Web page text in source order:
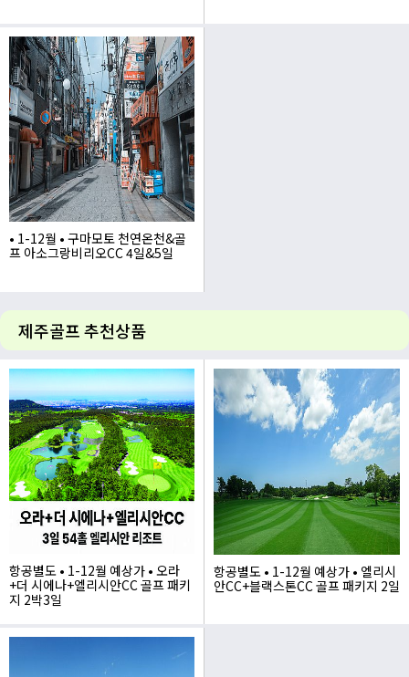
1,730,000
• 1-12월 • 구마모토 천연온천&골
프 아소그랑비리오CC 4일&5일
제주골프 추천상품
항공별도 • 1-12월 예상가 • 오라
+더 시에나+엘리시안CC 골프 패키
지 2박3일
635,000~
항공별도 • 1-12월 예상가 • 엘리시
안CC+블랙스톤CC 골프 패키지 2일